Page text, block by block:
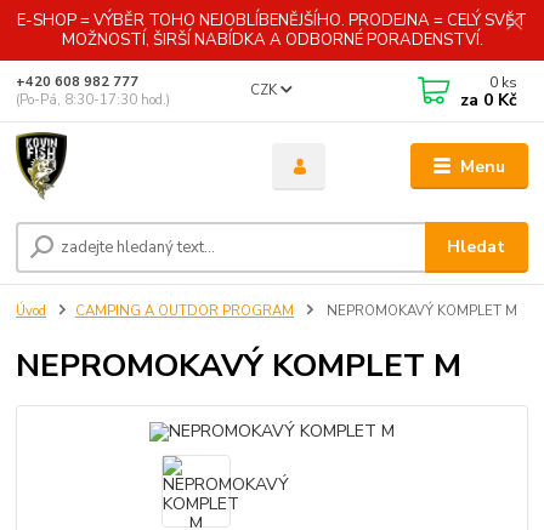
E-SHOP = VÝBĚR TOHO NEJOBLÍBENĚJŠÍHO. PRODEJNA = CELÝ SVĚT
MOŽNOSTÍ, ŠIRŠÍ NABÍDKA A ODBORNÉ PORADENSTVÍ.
Menu
CZK
Hledat
+420 608 982 777
(Po-Pá, 8:30-17:30 hod.)
0 ks
za 0 Kč
Úvod CAMPING A OUTDOR PROGRAM NEPROMOKAVÝ KOMPLET M
NEPROMOKAVÝ KOMPLET M